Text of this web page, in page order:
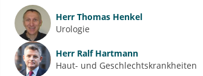
Herr Thomas Henkel
Urologie
Herr Ralf Hartmann
Haut- und Geschlechtskrankheiten